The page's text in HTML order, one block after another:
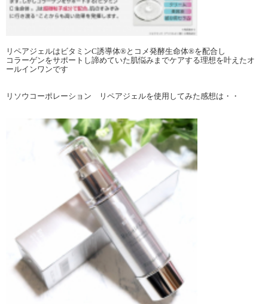
リペアジェルはビタミンC誘導体®とコメ発酵生命体®を配合し
コラーゲンをサポートし諦めていた肌悩みまでケアする理想を叶えたオ
ールインワンです
リソウコーポレーション リペアジェルを使用してみた感想は・・